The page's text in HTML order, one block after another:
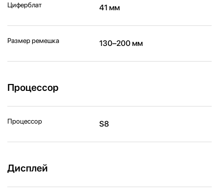
Циферблат 41 мм
Размер ремешка 130–200 мм
Процессор
Процессор S8
Дисплей